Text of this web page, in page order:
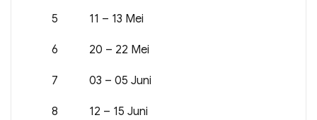
5 11 – 13 Mei
6 20 – 22 Mei
7 03 – 05 Juni
8 12 – 15 Juni